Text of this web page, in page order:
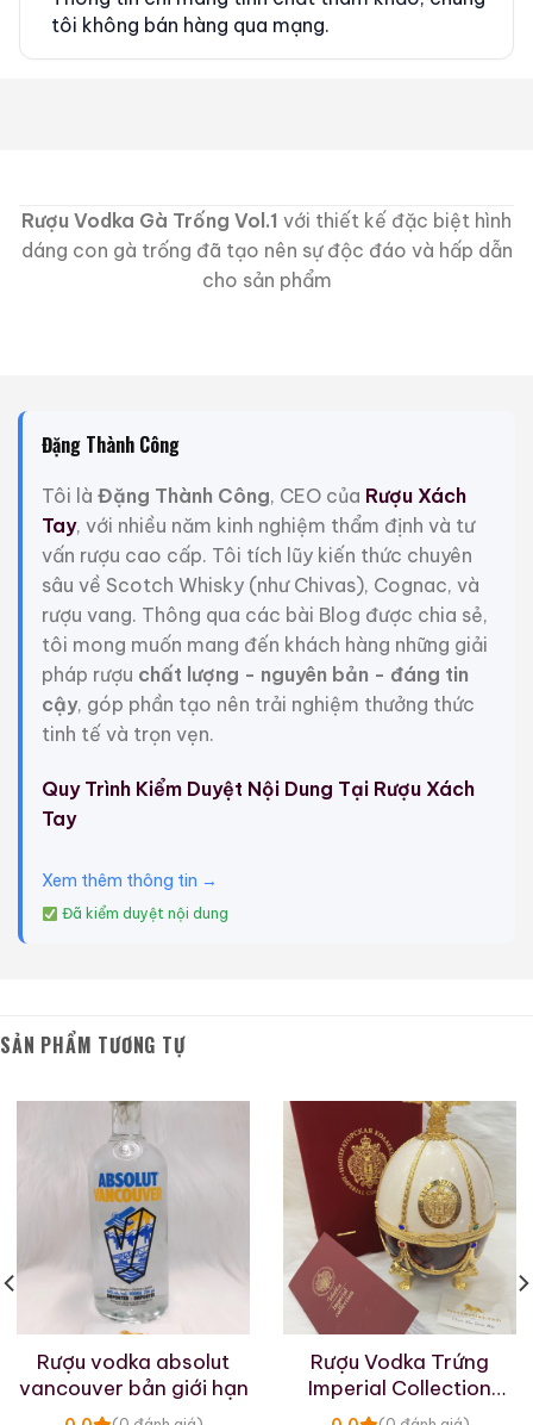
tôi không bán hàng qua mạng.
Rượu Vodka Gà Trống Vol.1 với thiết kế đặc biệt hình
dáng con gà trống đã tạo nên sự độc đáo và hấp dẫn
cho sản phẩm
Đặng Thành Công
Tôi là Đặng Thành Công, CEO của Rượu Xách
Tay, với nhiều năm kinh nghiệm thẩm định và tư
vấn rượu cao cấp. Tôi tích lũy kiến thức chuyên
sâu về Scotch Whisky (như Chivas), Cognac, và
rượu vang. Thông qua các bài Blog được chia sẻ,
tôi mong muốn mang đến khách hàng những giải
pháp rượu chất lượng - nguyên bản - đáng tin
cậy, góp phần tạo nên trải nghiệm thưởng thức
tinh tế và trọn vẹn.
Quy Trình Kiểm Duyệt Nội Dung Tại Rượu Xách
Tay
Xem thêm thông tin →
Đã kiểm duyệt nội dung
SẢN PHẨM TƯƠNG TỰ
Rượu vodka absolut
vancouver bản giới hạn
Rượu Vodka Trứng
Imperial Collection
Faberge Pearl And Ruby